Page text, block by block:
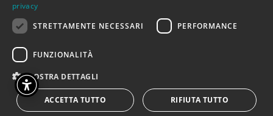
NAGEL RASMUSSEN E I DOCENTI DE IL
PONTE DEI VENTI
Un percorso pedagogico che il gruppo e la sua
vent’anni di ricerca: al centro di questo
percorso ci sono la “danza del vento”, i quattro
privacy
STRETTAMENTE NECESSARI
PERFORMANCE
FUNZIONALITÀ
MOSTRA DETTAGLI
ACCETTA TUTTO RIFIUTA TUTTO